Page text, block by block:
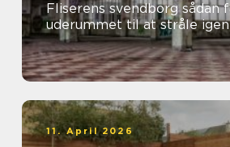
Fliserens svendborg sådan får du
uderummet til at stråle igen
11. April 2026